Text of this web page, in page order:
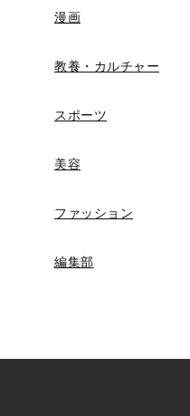
漫画
教養・カルチャー
スポーツ
美容
ファッション
編集部